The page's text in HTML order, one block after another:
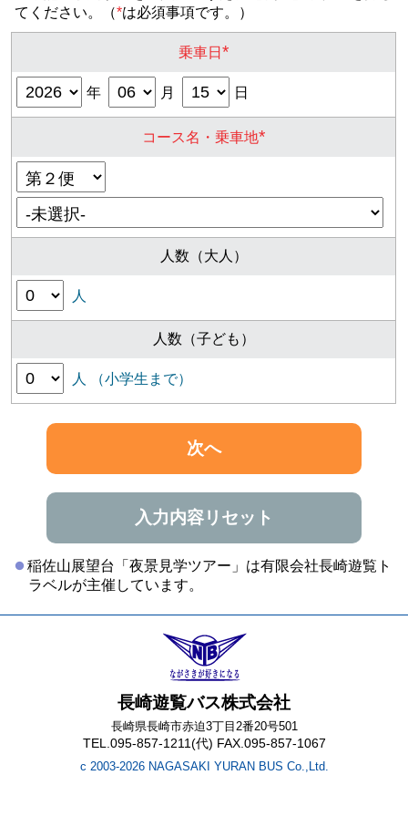
てください。（*は必須事項です。）
乗車日*
年 月 日
コース名・乗車地*
人数（大人）
人
人数（子ども）
人 （小学生まで）
次へ
入力内容リセット
稲佐山展望台「夜景見学ツアー」は有限会社長崎遊覧ト
ラベルが主催しています。
長崎遊覧バス株式会社
長崎県長崎市赤迫3丁目2番20号501
TEL.095-857-1211(代) FAX.095-857-1067
c 2003-2026 NAGASAKI YURAN BUS Co.,Ltd.